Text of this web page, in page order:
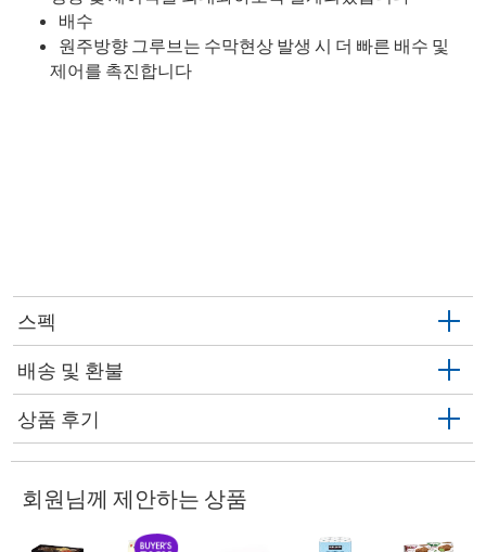
배수
원주방향 그루브는 수막현상 발생 시 더 빠른 배수 및
제어를 촉진합니다
스펙
배송 및 환불
상품 후기
회원님께 제안하는 상품